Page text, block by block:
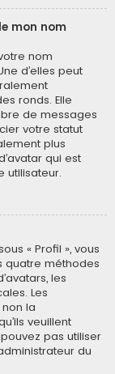
mon nom
nom
d’elles peut
ronds. Elle
de messages
votre statut
plus
qui est
utilisateur.
« Profil », vous
quatre méthodes
les
Les
la
veuillent
pas utiliser
du